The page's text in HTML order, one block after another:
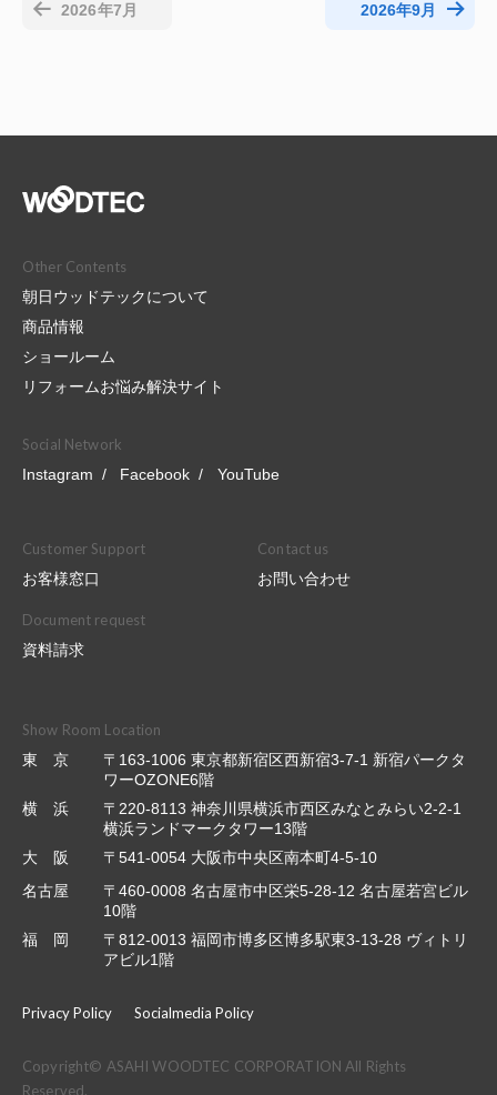
2026年7月 2026年9月
Other Contents
朝日ウッドテックについて
商品情報
ショールーム
リフォームお悩み解決サイト
Social Network
Instagram
Facebook YouTube
Customer Support
お客様窓口
Contact us
お問い合わせ
Document request
資料請求
Show Room Location
東 京
〒163-1006 東京都新宿区西新宿3-7-1 新宿パークタ
ワーOZONE6階
横 浜
〒220-8113 神奈川県横浜市西区みなとみらい2-2-1
横浜ランドマークタワー13階
大 阪
〒541-0054 大阪市中央区南本町4-5-10
名古屋
〒460-0008 名古屋市中区栄5-28-12 名古屋若宮ビル
10階
福 岡
〒812-0013 福岡市博多区博多駅東3-13-28 ヴィトリ
アビル1階
Privacy Policy Socialmedia Policy
Copyright© ASAHI WOODTEC CORPORATION All Rights
Reserved.